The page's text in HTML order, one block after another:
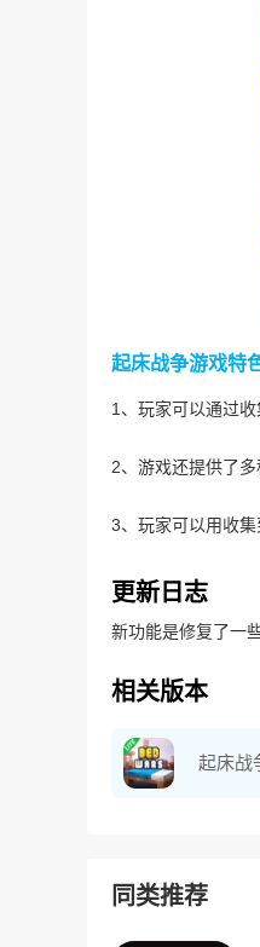
起床战争游戏特
1、玩家可以通过
2、游戏还提供了
3、玩家可以用收
更新日志
新功能是修复了一
相关版本
起床战
同类推荐